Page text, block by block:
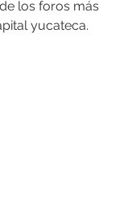
los foros más
yucateca.